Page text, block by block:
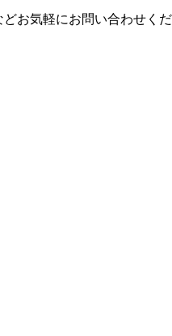
お気軽にお問い合わせくだ